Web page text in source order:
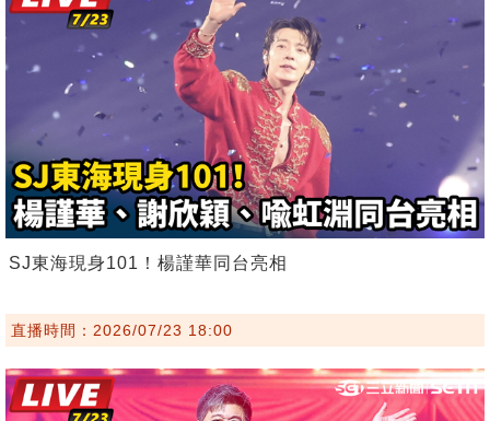
SJ東海現身101！楊謹華同台亮相
直播時間：2026/07/23 18:00